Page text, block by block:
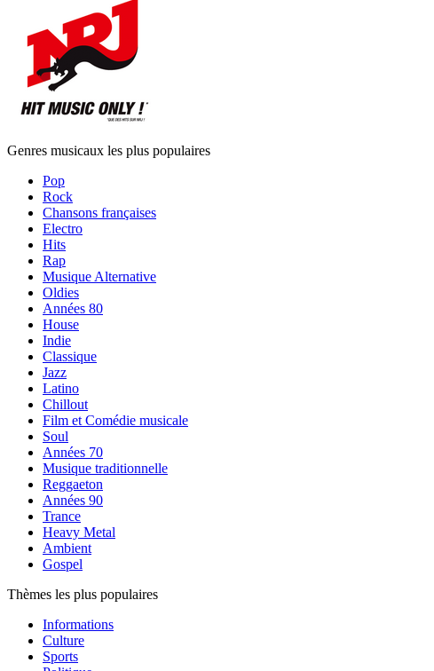
Genres musicaux les plus populaires
Pop
Rock
Chansons françaises
Electro
Hits
Rap
Musique Alternative
Oldies
Années 80
House
Indie
Classique
Jazz
Latino
Chillout
Film et Comédie musicale
Soul
Années 70
Musique traditionnelle
Reggaeton
Années 90
Trance
Heavy Metal
Ambient
Gospel
Thèmes les plus populaires
Informations
Culture
Sports